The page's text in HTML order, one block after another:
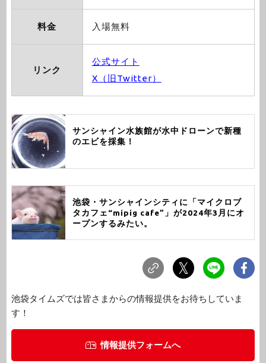
料金 入場無料
リンク
公式サイト
X（旧Twitter）
サンシャイン水族館が水中ドローンで新種
のエビを採集！
池袋・サンシャインシティに「マイクロブ
タカフェ“mipig cafe”」が2024年3月にオ
ープンするみたい。
池袋タイムズでは皆さまからの情報提供をお待ちしていま
す！
情報提供フォームへ